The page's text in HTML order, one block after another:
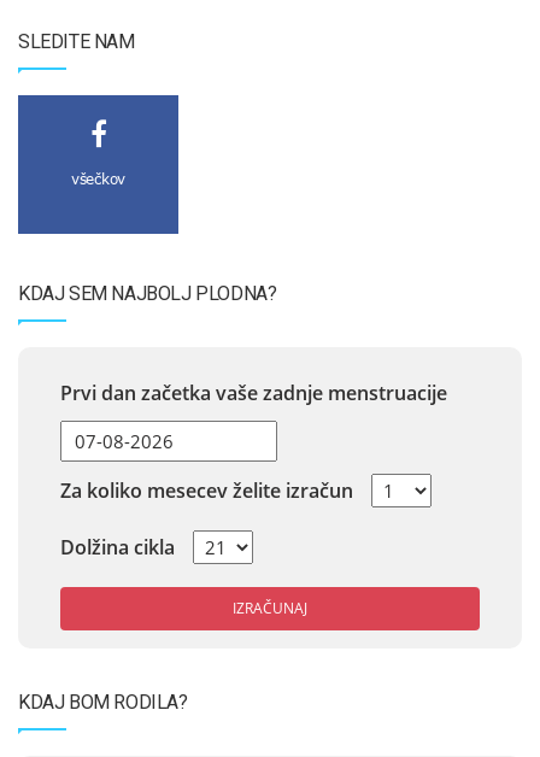
SLEDITE NAM
všečkov
KDAJ SEM NAJBOLJ PLODNA?
Prvi dan začetka vaše zadnje menstruacije
Za koliko mesecev želite izračun
Dolžina cikla
IZRAČUNAJ
KDAJ BOM RODILA?